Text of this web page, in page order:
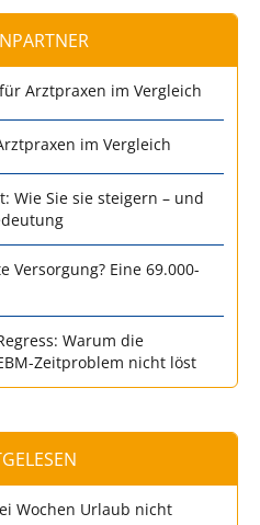
Arztpraxen im Vergleich
im Vergleich
Wie Sie sie steigern – und
Versorgung? Eine 69.000-
Warum die
Zeitproblem nicht löst
Wochen Urlaub nicht